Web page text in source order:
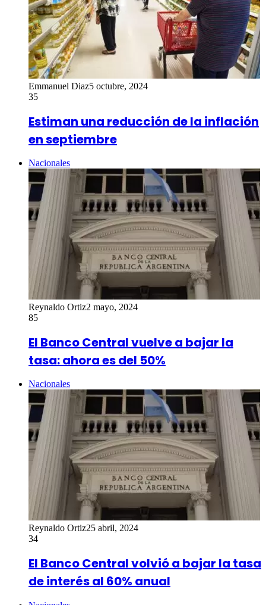
Emmanuel Diaz5 octubre, 2024
35
Estiman una reducción de la inflación
en septiembre
Nacionales
Reynaldo Ortiz2 mayo, 2024
85
El Banco Central vuelve a bajar la
tasa: ahora es del 50%
Nacionales
Reynaldo Ortiz25 abril, 2024
34
El Banco Central volvió a bajar la tasa
de interés al 60% anual